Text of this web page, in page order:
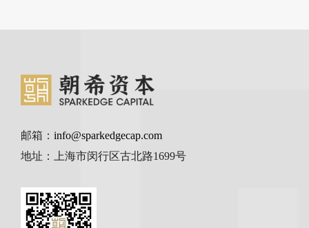
邮箱： info@sparkedgecap.com
地址：上海市闵行区古北路1699号